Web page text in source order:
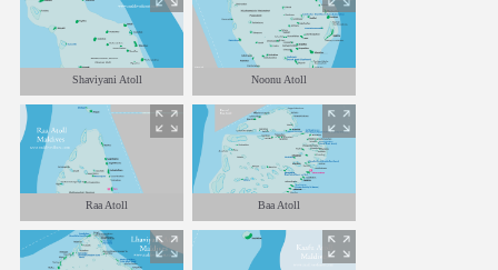
Shaviyani Atoll Noonu Atoll
Raa Atoll Baa Atoll